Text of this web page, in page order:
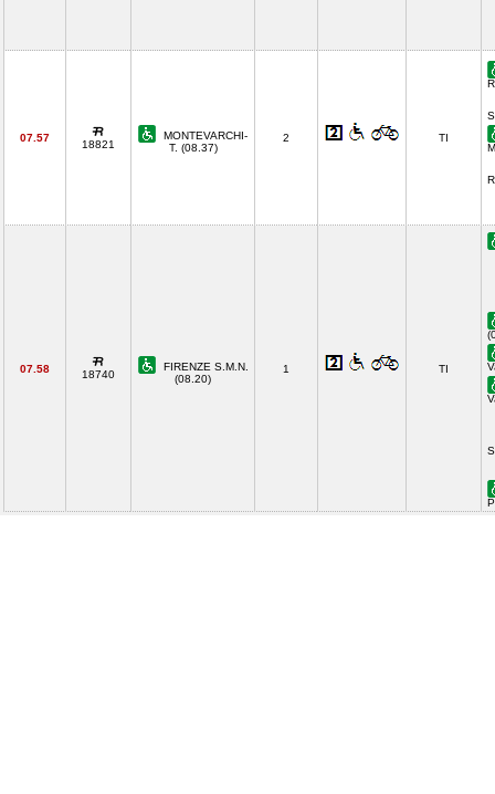
07.57
18821
MONTEVARCHI-
T. (08.37)
2 TI
07.58 18740
FIRENZE S.M.N.
(08.20)
1 TI